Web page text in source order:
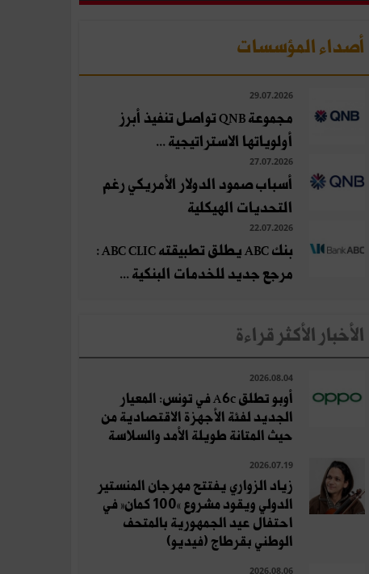
أصداء المؤسسات
29.07.2026
مجموعة QNB تواصل تنفيذ أبرز
أولوياتها الاستراتيجية ...
27.07.2026
أسباب صمود الدولار الأمريكي رغم
التحديات الهيكلية
22.07.2026
بنك ABC يطلق تطبيقته ABC CLIC :
مرجع جديد للخدمات البنكية ...
الأخبار الأكثر قراءة
2026.08.04
أوبو تطلق A6c في تونس: المعيار
الجديد لفئة الأجهزة الاقتصادية من
حيث المتانة طويلة الأمد والسلاسة
2026.07.19
زياد الزواري يفتتح مهرجان المنستير
الدولي ويقود مشروع «100 كمان» في
احتفال عيد الجمهورية بالمتحف
الوطني بقرطاج (فيديو)
2026.08.06